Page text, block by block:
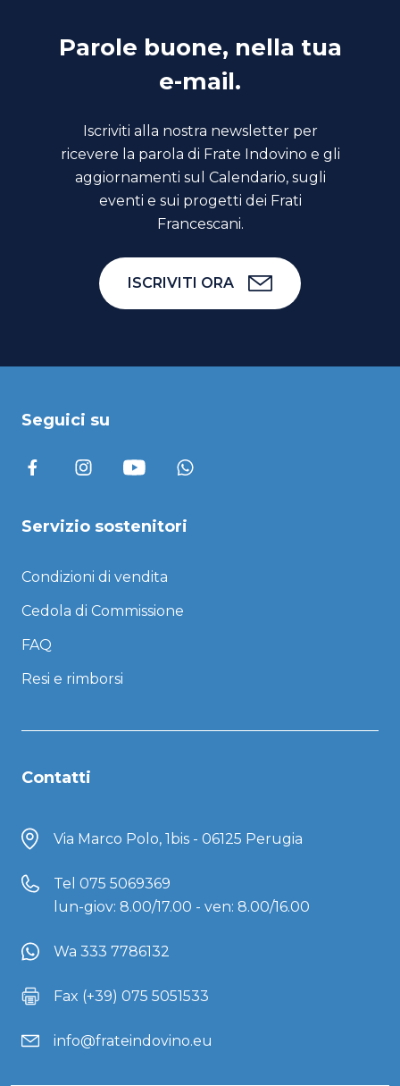
Parole buone, nella tua
e-mail.
Iscriviti alla nostra newsletter per
ricevere la parola di Frate Indovino e gli
aggiornamenti sul Calendario, sugli
eventi e sui progetti dei Frati
Francescani.
ISCRIVITI ORA
Seguici su
Servizio sostenitori
Condizioni di vendita
Cedola di Commissione
FAQ
Resi e rimborsi
Contatti
Via Marco Polo, 1bis - 06125 Perugia
Tel 075 5069369
lun-giov: 8.00/17.00 - ven: 8.00/16.00
Wa 333 7786132
Fax (+39) 075 5051533
info@frateindovino.eu